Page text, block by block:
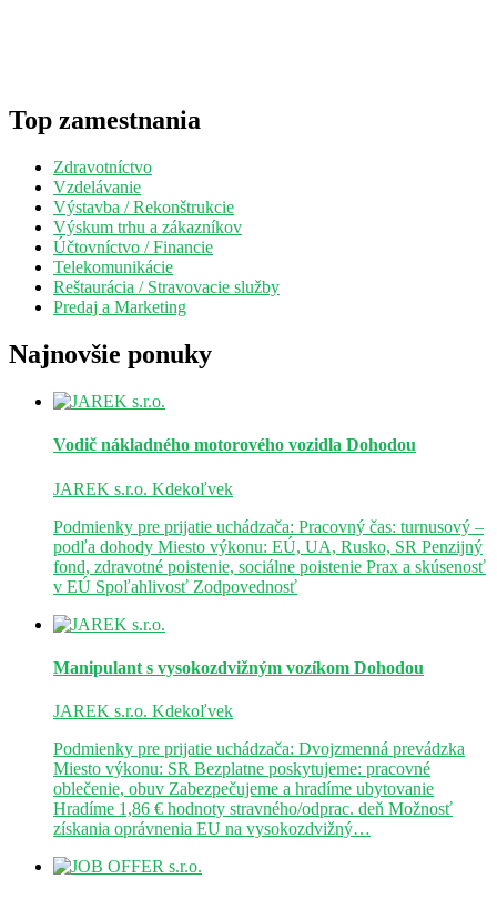
Top zamestnania
Zdravotníctvo
Vzdelávanie
Výstavba / Rekonštrukcie
Výskum trhu a zákazníkov
Účtovníctvo / Financie
Telekomunikácie
Reštaurácia / Stravovacie služby
Predaj a Marketing
Najnovšie ponuky
Vodič nákladného motorového vozidla Dohodou
JAREK s.r.o. Kdekoľvek
Podmienky pre prijatie uchádzača: Pracovný čas: turnusový –
podľa dohody Miesto výkonu: EÚ, UA, Rusko, SR Penzijný
fond, zdravotné poistenie, sociálne poistenie Prax a skúsenosť
v EÚ Spoľahlivosť Zodpovednosť
Manipulant s vysokozdvižným vozíkom Dohodou
JAREK s.r.o. Kdekoľvek
Podmienky pre prijatie uchádzača: Dvojzmenná prevádzka
Miesto výkonu: SR Bezplatne poskytujeme: pracovné
oblečenie, obuv Zabezpečujeme a hradíme ubytovanie
Hradíme 1,86 € hodnoty stravného/odprac. deň Možnosť
získania oprávnenia EU na vysokozdvižný…